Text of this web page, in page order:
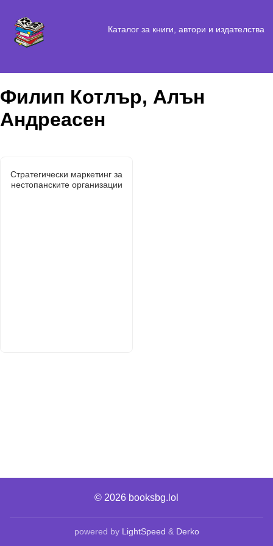
Каталог за книги, автори и издателства
Филип Котлър, Алън
Андреасен
Стратегически маркетинг за
нестопанските организации
© 2026 booksbg.lol
powered by LightSpeed & Derko